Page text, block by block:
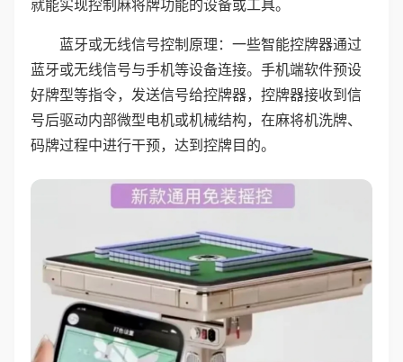
就能实现控制麻将牌功能的设备或工具。
蓝牙或无线信号控制原理：一些智能控牌器通过
蓝牙或无线信号与手机等设备连接。手机端软件预设
好牌型等指令，发送信号给控牌器，控牌器接收到信
号后驱动内部微型电机或机械结构，在麻将机洗牌、
码牌过程中进行干预，达到控牌目的。